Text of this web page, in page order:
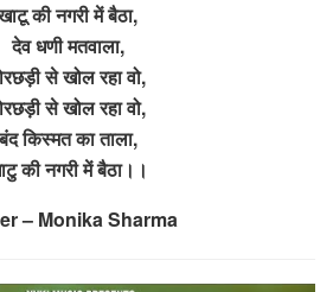
की नगरी में बैठा,
देव धणी मतवाला,
से खोल रहा वो,
से खोल रहा वो,
किस्मत का ताला,
की नगरी में बैठा।।
– Monika Sharma